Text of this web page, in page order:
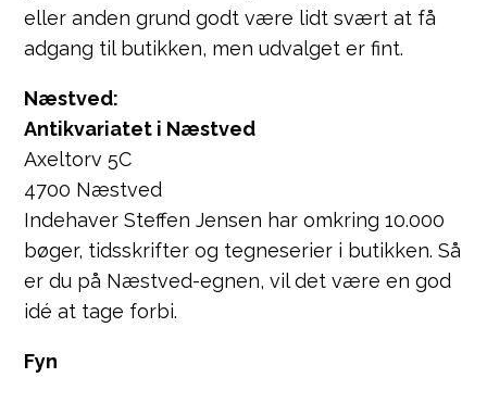
eller anden grund godt være lidt svært at få
adgang til butikken, men udvalget er fint.
Næstved:
Antikvariatet i Næstved
Axeltorv 5C
4700 Næstved
Indehaver Steffen Jensen har omkring 10.000
bøger, tidsskrifter og tegneserier i butikken. Så
er du på Næstved-egnen, vil det være en god
idé at tage forbi.
Fyn